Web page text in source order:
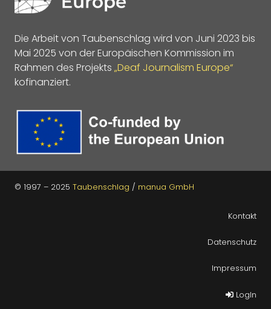
Die Arbeit von Taubenschlag wird von Juni 2023 bis
Mai 2025 von der Europäischen Kommission im
Rahmen des Projekts „Deaf Journalism Europe“
kofinanziert.
© 1997 – 2025 Taubenschlag / manua GmbH
Kontakt
Datenschutz
Impressum
LogIn